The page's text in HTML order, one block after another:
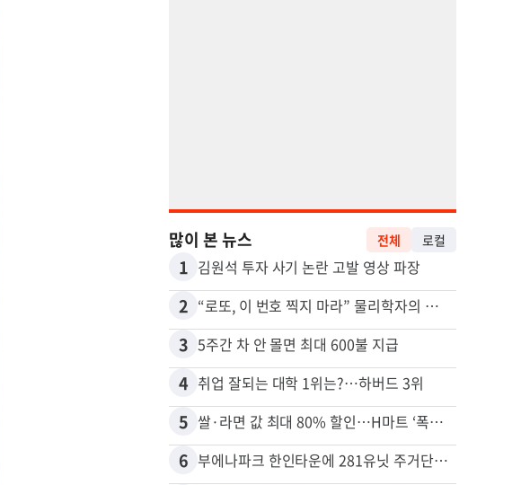
많이 본 뉴스 전체 로컬
1 김원석 투자 사기 논란 고발 영상 파장
2 “로또, 이 번호 찍지 마라” 물리학자의 당첨금 높이는 비밀
3 5주간 차 안 몰면 최대 600불 지급
4 취업 잘되는 대학 1위는?…하버드 3위
5 쌀·라면 값 최대 80% 할인…H마트 ‘폭탄 세일’
6 부에나파크 한인타운에 281유닛 주거단지 들어선다